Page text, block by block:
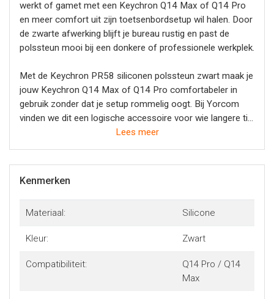
werkt of gamet met een Keychron Q14 Max of Q14 Pro
en meer comfort uit zijn toetsenbordsetup wil halen. Door
de zwarte afwerking blijft je bureau rustig en past de
polssteun mooi bij een donkere of professionele werkplek.
Met de Keychron PR58 siliconen polssteun zwart maak je
jouw Keychron Q14 Max of Q14 Pro comfortabeler in
gebruik zonder dat je setup rommelig oogt. Bij Yorcom
vinden we dit een logische accessoire voor wie langere tijd
achter het toetsenbord zit en zijn ergonomische werkplek
Lees meer
Kenmerken
Materiaal: Silicone
Kleur: Zwart
Compatibiliteit:
Q14 Pro / Q14
Max